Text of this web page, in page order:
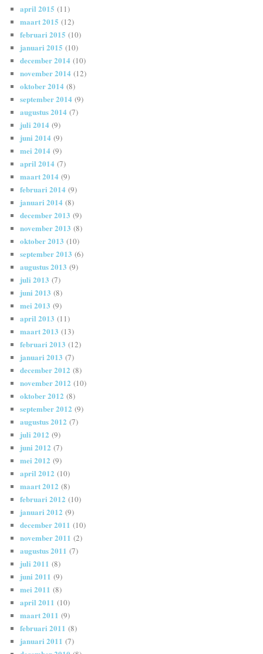
april 2015 (11)
maart 2015 (12)
februari 2015 (10)
januari 2015 (10)
december 2014 (10)
november 2014 (12)
oktober 2014 (8)
september 2014 (9)
augustus 2014 (7)
juli 2014 (9)
juni 2014 (9)
mei 2014 (9)
april 2014 (7)
maart 2014 (9)
februari 2014 (9)
januari 2014 (8)
december 2013 (9)
november 2013 (8)
oktober 2013 (10)
september 2013 (6)
augustus 2013 (9)
juli 2013 (7)
juni 2013 (8)
mei 2013 (9)
april 2013 (11)
maart 2013 (13)
februari 2013 (12)
januari 2013 (7)
december 2012 (8)
november 2012 (10)
oktober 2012 (8)
september 2012 (9)
augustus 2012 (7)
juli 2012 (9)
juni 2012 (7)
mei 2012 (9)
april 2012 (10)
maart 2012 (8)
februari 2012 (10)
januari 2012 (9)
december 2011 (10)
november 2011 (2)
augustus 2011 (7)
juli 2011 (8)
juni 2011 (9)
mei 2011 (8)
april 2011 (10)
maart 2011 (9)
februari 2011 (8)
januari 2011 (7)